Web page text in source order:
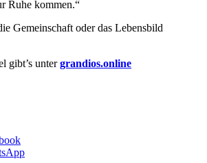
Ruhe kommen.“
Gemeinschaft oder das Lebensbild
gibt’s untergrandios.online